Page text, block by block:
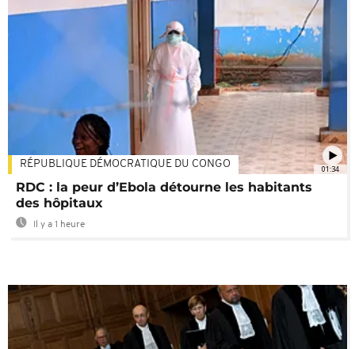
01:34
RÉPUBLIQUE DÉMOCRATIQUE DU CONGO
RDC : la peur d’Ebola détourne les habitants
des hôpitaux
Il y a 1 heure